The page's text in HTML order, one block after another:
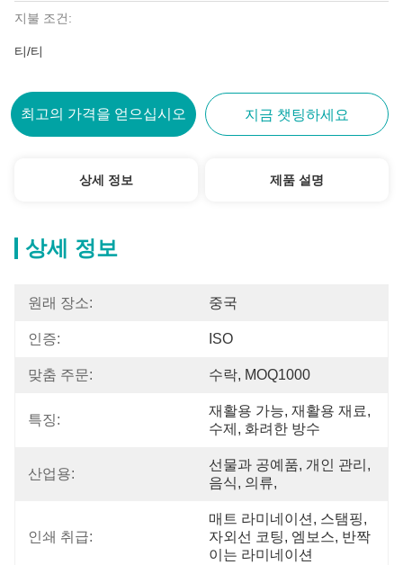
지불 조건:
티/티
최고의 가격을 얻으십시오 지금 챗팅하세요
상세 정보 제품 설명
상세 정보
원래 장소: 중국
인증: ISO
맞춤 주문: 수락, MOQ1000
특징:
재활용 가능, 재활용 재료,
수제, 화려한 방수
산업용:
선물과 공예품, 개인 관리,
음식, 의류,
인쇄 취급:
매트 라미네이션, 스탬핑,
자외선 코팅, 엠보스, 반짝
이는 라미네이션